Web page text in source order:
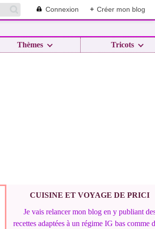
Connexion + Créer mon blog
Thèmes Tricots
CUISINE ET VOYAGE DE PRICI
Je vais relancer mon blog en y publiant
recettes adaptées à un régime IG bas comme